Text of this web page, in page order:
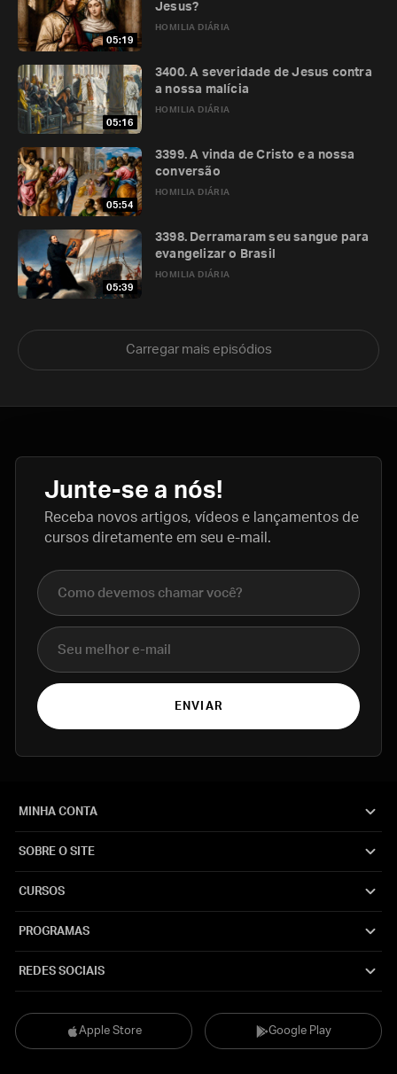
05:19
HOMILIA DIÁRIA
Jesus?
05:16
HOMILIA DIÁRIA
3400. A severidade de Jesus contra
a nossa malícia
05:54
HOMILIA DIÁRIA
3399. A vinda de Cristo e a nossa
conversão
05:39
HOMILIA DIÁRIA
3398. Derramaram seu sangue para
evangelizar o Brasil
Carregar mais episódios
Junte-se a nós!
Receba novos artigos, vídeos e lançamentos de
cursos diretamente em seu e-mail.
Nome completo
E-mail
ENVIAR
Apple Store Google Play
MINHA CONTA
SOBRE O SITE
CURSOS
PROGRAMAS
REDES SOCIAIS